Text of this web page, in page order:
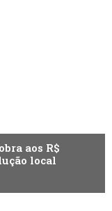
aos R$
local